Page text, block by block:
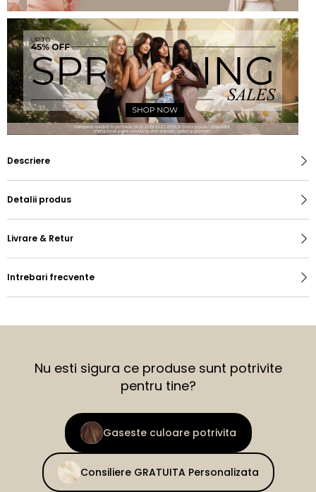
Descriere
Detalii produs
Livrare & Retur
Intrebari frecvente
Nu esti sigura ce produse sunt potrivite
pentru tine?
Gaseste culoare potrivita
Consiliere GRATUITA Personalizata